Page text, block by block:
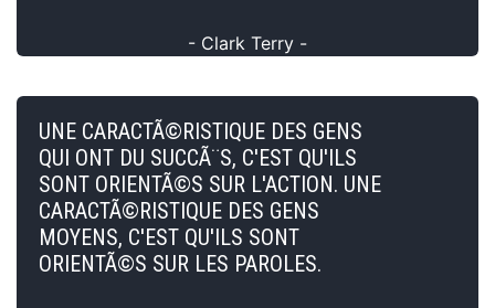
- Clark Terry -
UNE CARACTÃ©RISTIQUE DES GENS
QUI ONT DU SUCCÃ¨S, C'EST QU'ILS
SONT ORIENTÃ©S SUR L'ACTION. UNE
CARACTÃ©RISTIQUE DES GENS
MOYENS, C'EST QU'ILS SONT
ORIENTÃ©S SUR LES PAROLES.